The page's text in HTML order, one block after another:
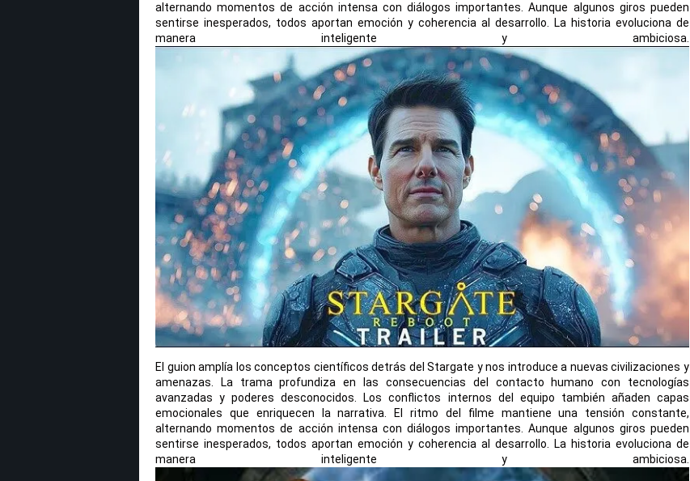
alternando momentos de acción intensa con diálogos importantes. Aunque algunos giros pueden
sentirse inesperados, todos aportan emoción y coherencia al desarrollo. La historia evoluciona de
manera inteligente y ambiciosa.
El guion amplía los conceptos científicos detrás del Stargate y nos introduce a nuevas civilizaciones y
amenazas. La trama profundiza en las consecuencias del contacto humano con tecnologías
avanzadas y poderes desconocidos. Los conflictos internos del equipo también añaden capas
emocionales que enriquecen la narrativa. El ritmo del filme mantiene una tensión constante,
alternando momentos de acción intensa con diálogos importantes. Aunque algunos giros pueden
sentirse inesperados, todos aportan emoción y coherencia al desarrollo. La historia evoluciona de
manera inteligente y ambiciosa.